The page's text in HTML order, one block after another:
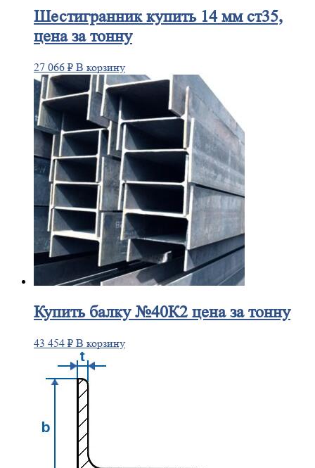
Шестигранниккупить 14 мм ст35,
цена за тонну
27 066 ₽ В корзину
Купитьбалку №40К2 цена за тонну
43 454 ₽ В корзину